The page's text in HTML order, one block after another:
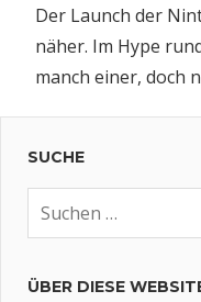
Der Launch der
näher. Im Hype
manch einer, doch
SUCHE
ÜBER DIESE